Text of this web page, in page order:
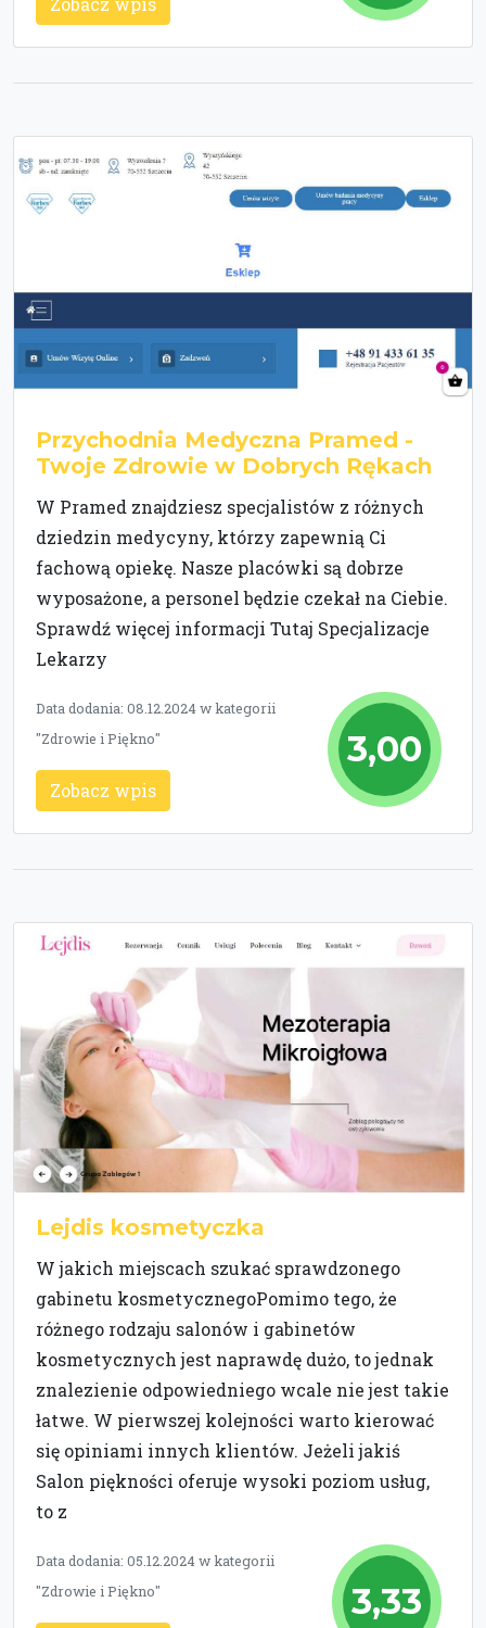
Przychodnia Medyczna Pramed -
Twoje Zdrowie w Dobrych Rękach
W Pramed znajdziesz specjalistów z różnych
dziedzin medycyny, którzy zapewnią Ci
fachową opiekę. Nasze placówki są dobrze
wyposażone, a personel będzie czekał na Ciebie.
Sprawdź więcej informacji Tutaj Specjalizacje
Lekarzy
3,00
Data dodania: 08.12.2024 w kategorii
"Zdrowie i Piękno"
Zobacz wpis
Lejdis kosmetyczka
W jakich miejscach szukać sprawdzonego
gabinetu kosmetycznegoPomimo tego, że
różnego rodzaju salonów i gabinetów
kosmetycznych jest naprawdę dużo, to jednak
znalezienie odpowiedniego wcale nie jest takie
łatwe. W pierwszej kolejności warto kierować
się opiniami innych klientów. Jeżeli jakiś
Salon piękności oferuje wysoki poziom usług,
to z
3,33
Data dodania: 05.12.2024 w kategorii
"Zdrowie i Piękno"